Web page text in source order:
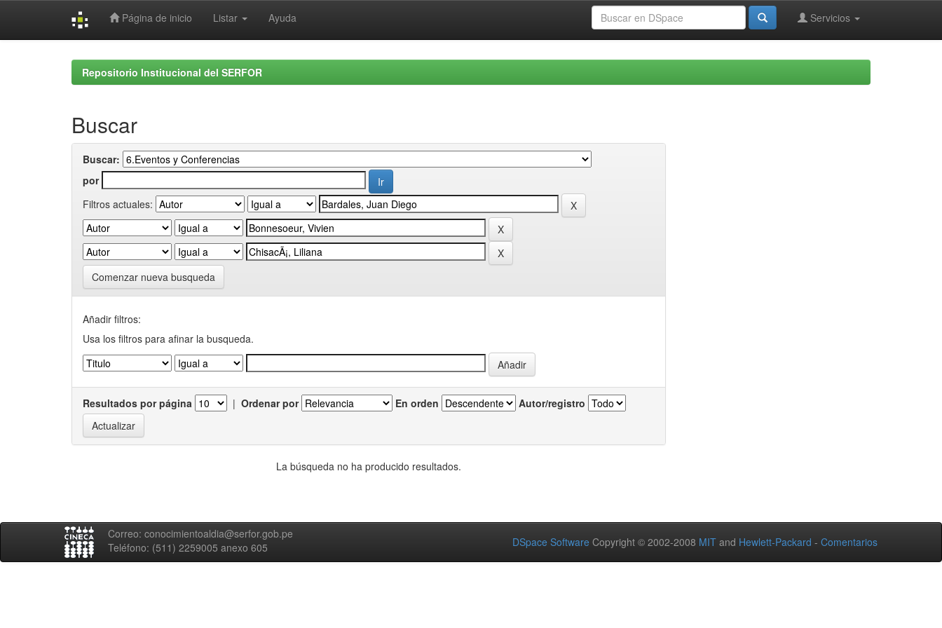
Página de inicio Listar Ayuda Servicios
Repositorio Institucional del SERFOR
Buscar
Buscar:
por
Filtros actuales:
Comenzar nueva busqueda
Añadir filtros:
Usa los filtros para afinar la busqueda.
Resultados por página | Ordenar por En orden Autor/registro
La búsqueda no ha producido resultados.
Correo: conocimientoaldia@serfor.gob.pe
Teléfono: (511) 2259005 anexo 605
DSpace Software Copyright © 2002-2008 MIT and Hewlett-Packard - Comentarios